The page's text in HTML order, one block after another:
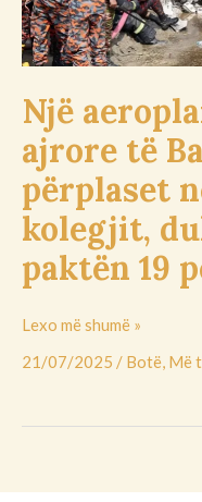
Një
ajrore të
përplaset
kolegjit,
paktën 19
kampusin
e
kolegjit,
duke
vrarë
të
paktën
19
persona
Lexo më shumë »
21/07/2025 / Botë, Më